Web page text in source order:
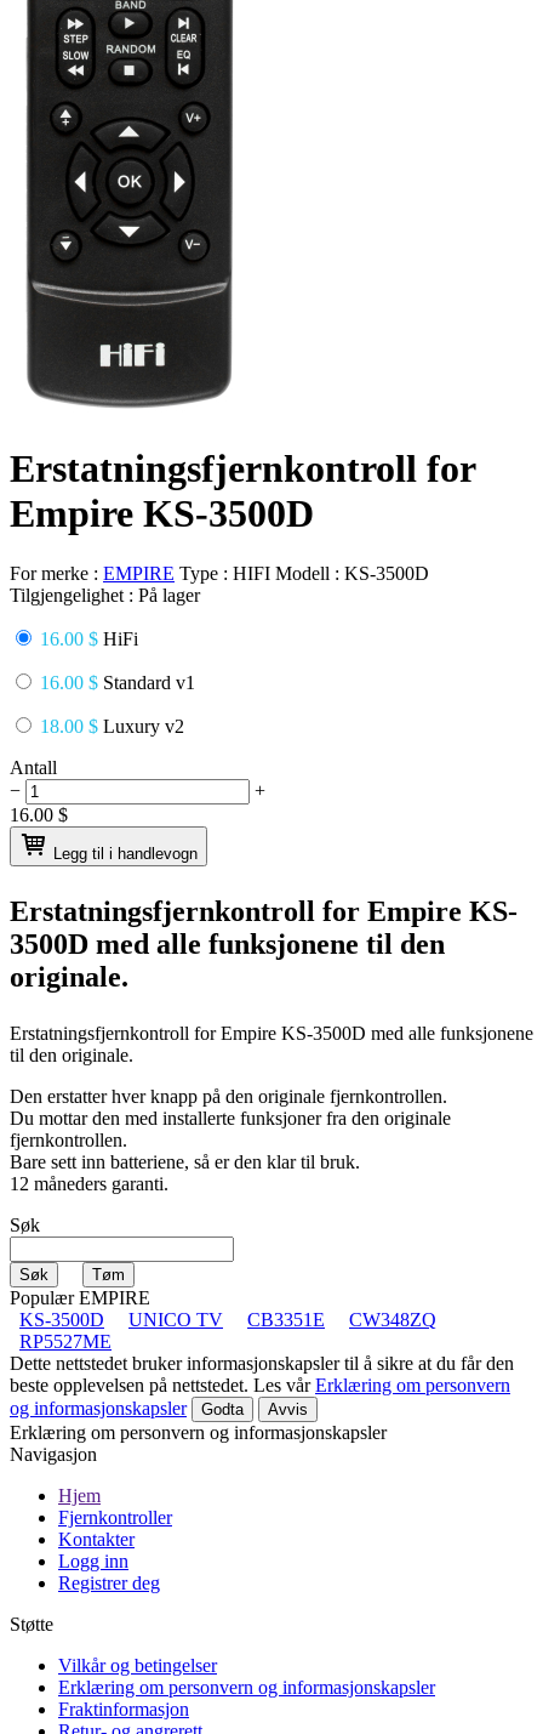
Erstatningsfjernkontroll for
Empire KS-3500D
For merke : EMPIRE Type : HIFI Modell : KS-3500D
Tilgjengelighet : På lager
16.00 $ HiFi
16.00 $ Standard v1
18.00 $ Luxury v2
Antall
−
+
16.00 $
Legg til i handlevogn
Erstatningsfjernkontroll for Empire KS-
3500D med alle funksjonene til den
originale.
Erstatningsfjernkontroll forEmpire KS-3500D med alle funksjonene
til den originale.
Den erstatter hver knapp på den originale fjernkontrollen.
Du mottar den med installerte funksjoner fra den originale
fjernkontrollen.
Bare sett inn batteriene, så er den klar til bruk.
12 måneders garanti.
Søk
Populær EMPIRE
KS-3500D
UNICO TV CB3351E
CW348ZQ
RP5527ME
Dette nettstedet bruker informasjonskapsler til å sikre at du får den
beste opplevelsen på nettstedet. Les vårErklæring om personvern
og informasjonskapsler
Godta Avvis
Erklæring om personvern og informasjonskapsler
Navigasjon
Hjem
Fjernkontroller
Kontakter
Logg inn
Registrer deg
Støtte
Vilkår og betingelser
Erklæring om personvern og informasjonskapsler
Fraktinformasjon